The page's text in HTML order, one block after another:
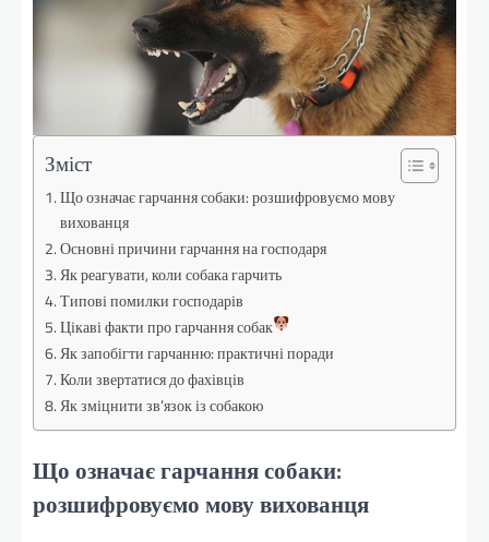
Зміст
Що означає гарчання собаки: розшифровуємо мову
вихованця
Основні причини гарчання на господаря
Як реагувати, коли собака гарчить
Типові помилки господарів
Цікаві факти про гарчання собак
Як запобігти гарчанню: практичні поради
Коли звертатися до фахівців
Як зміцнити зв’язок із собакою
Що означає гарчання собаки:
розшифровуємо мову вихованця